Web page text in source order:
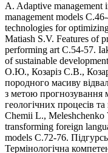
A. Adaptive management
management models
technologies for
Matiash S.V. Features of
performing art С.54-57.
of sustainable
О.Ю., Козаріз С.В.,
породного масиву
з метою прогнозування
геологічних процесів
Chemii L., Meleshchenko
transforming foreign
models С.72-76.
Термінологічна